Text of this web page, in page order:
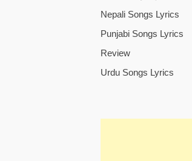
Nepali Songs Lyrics
Punjabi Songs Lyrics
Review
Urdu Songs Lyrics